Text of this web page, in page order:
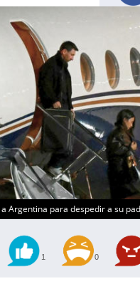
Argentina para despedir a su
1 0